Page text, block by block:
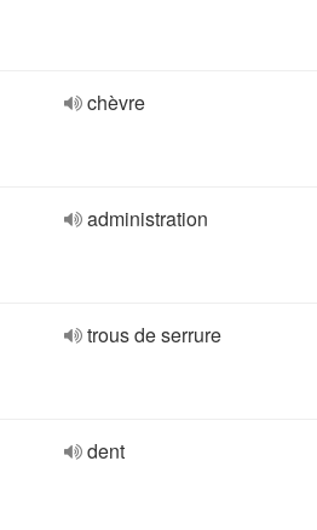
chèvre
administration
trous de serrure
dent